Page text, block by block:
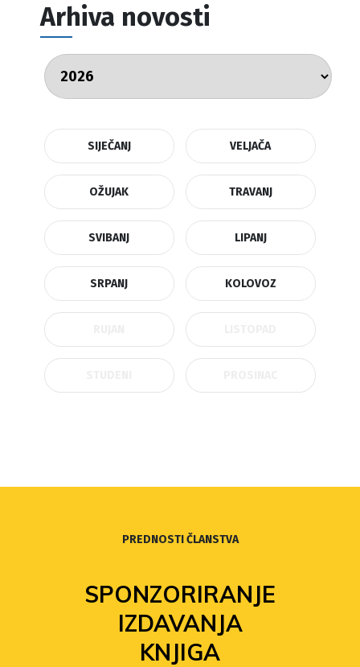
Arhiva novosti
SIJEČANJ VELJAČA
OŽUJAK TRAVANJ
SVIBANJ LIPANJ
SRPANJ KOLOVOZ
PREDNOSTI ČLANSTVA
SPONZORIRANJE
IZDAVANJA
KNJIGA